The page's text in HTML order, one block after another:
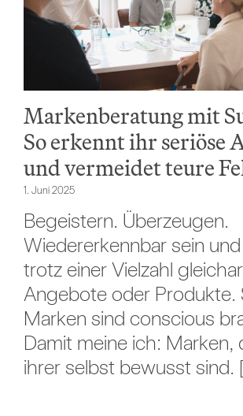
Markenberatung mit
So erkennt ihr seriöse
und vermeidet teure
1. Juni 2025
Begeistern. Überzeugen.
Wiedererkennbar sein
trotz einer Vielzahl
Angebote oder Produkte.
Marken sind conscious
Damit meine ich: Marken,
ihrer selbst bewusst sind.